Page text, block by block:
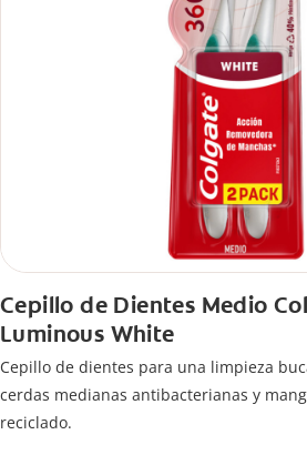
Cepillo de Dientes Medio
Luminous White
Cepillo de dientes para una limpieza
cerdas medianas antibacterianas y
reciclado.